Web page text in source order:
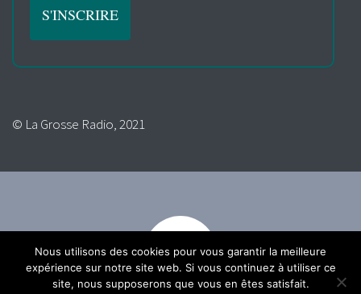
© La Grosse Radio, 2021
Nous utilisons des cookies pour vous garantir la meilleure
expérience sur notre site web. Si vous continuez à utiliser ce
site, nous supposerons que vous en êtes satisfait.